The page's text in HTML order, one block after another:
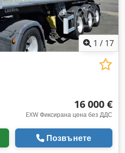
1 / 17
16 000 €
EXW Фиксирана цена без ДДС
Позвънете